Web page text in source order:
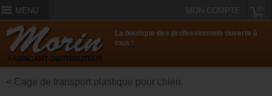
MENU MON COMPTE
La boutique des professionnels ouverte à
tous !
< Cage de transport plastique pour chien